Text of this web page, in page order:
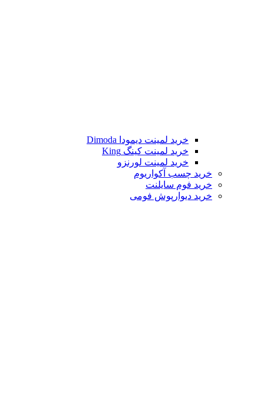
خرید لمینت دیمودا Dimoda
خرید لمینت کینگ King
خرید لمینت لورنزو
خرید چسب آکواریوم
خرید فوم سایلنت
خرید دیوارپوش فومی